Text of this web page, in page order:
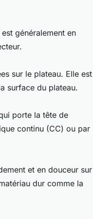
généralement en
sur le plateau. Elle est
surface du plateau.
porte la tête de
continu (CC) ou par
et en douceur sur
dur comme la